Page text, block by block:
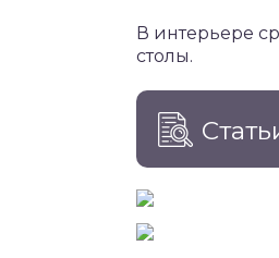
В интерьере
столы.